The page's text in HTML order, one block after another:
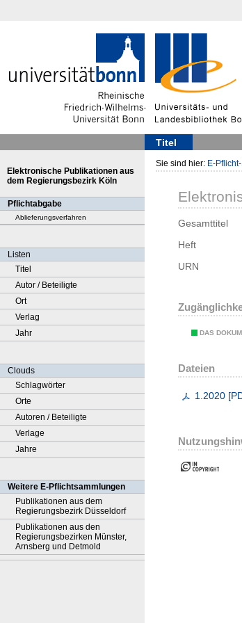
Titel
Elektronische Publikationen aus
dem Regierungsbezirk Köln
Pflichtabgabe
Ablieferungsverfahren
Listen
Titel
Autor / Beteiligte
Ort
Verlag
Jahr
Clouds
Schlagwörter
Orte
Autoren / Beteiligte
Verlage
Jahre
Weitere E-Pflichtsammlungen
Publikationen aus dem
Regierungsbezirk Düsseldorf
Publikationen aus den
Regierungsbezirken Münster,
Arnsberg und Detmold
Sie sind hier: E-
Gesamttitel
Heft
URN
DAS
Dateien
1.2020 [